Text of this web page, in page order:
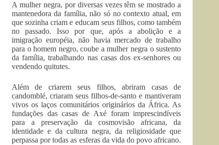
A mulher negra, por diversas vezes têm se mostrado a
mantenedora da família, não só no contexto atual, em
que sozinha criam e educam seus filhos, como também
no passado. Isso por que, após a abolição e a
imigração européia, não havia mercado de trabalho
para o homem negro, coube a mulher negra o sustento
da família, trabalhando nas casas dos ex-senhores ou
vendendo quitutes.
Além de criarem seus filhos, abriram casas de
candomblé, criaram seus filhos-de-santo e mantiveram
vivos os laços comunitários originários da África. As
fundações das casas de Axé foram imprescindíveis
para a preservação da cosmovisão africana, da
identidade e da cultura negra, da religiosidade que
perpassa por todas as esferas da vida do povo africano.